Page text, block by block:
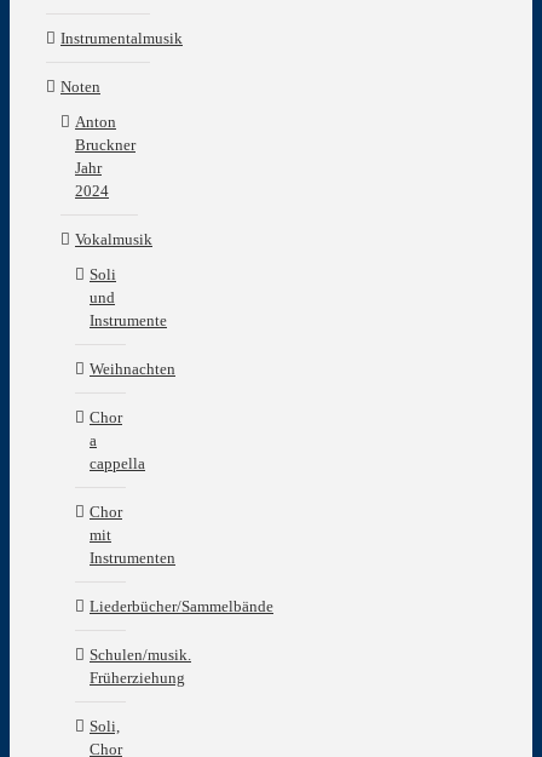
Instrumentalmusik
Noten
Anton
Bruckner
Jahr
2024
Vokalmusik
Soli
und
Instrumente
Weihnachten
Chor
a
cappella
Chor
mit
Instrumenten
Liederbücher/Sammelbände
Schulen/musik.
Früherziehung
Soli,
Chor